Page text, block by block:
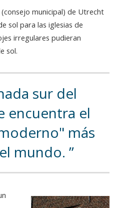
(consejo municipal) de Utrecht
sol para las iglesias de
irregulares pudieran
sol.
sur del
encuentra el
más
mundo.